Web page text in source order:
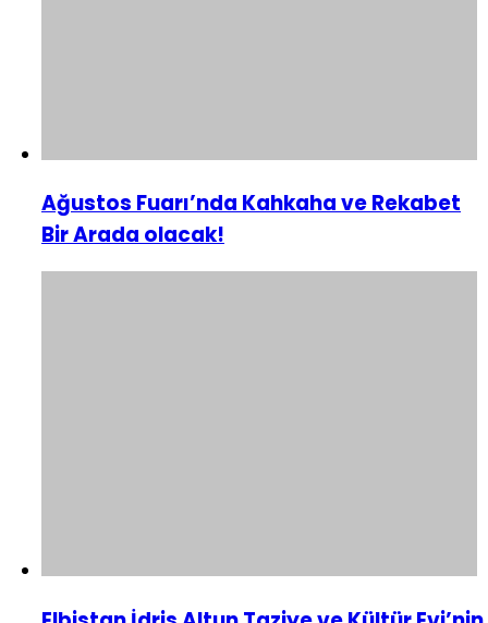
Ağustos Fuarı’nda Kahkaha ve Rekabet
Bir Arada olacak!